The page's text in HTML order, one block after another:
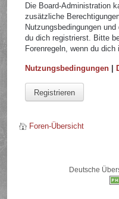
Die Board-Administration
zusätzliche
Nutzungsbedingungen
du dich registrierst. Bitte
Forenregeln, wenn du dich
Nutzungsbedingungen |
Registrieren
Foren-Übersicht
Deutsche